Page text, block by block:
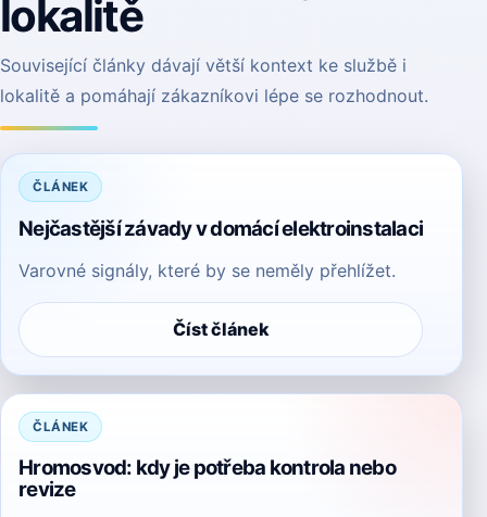
lokalitě
Související články dávají větší kontext ke službě i
lokalitě a pomáhají zákazníkovi lépe se rozhodnout.
ČLÁNEK
Nejčastější závady v domácí elektroinstalaci
Varovné signály, které by se neměly přehlížet.
Číst článek
ČLÁNEK
Hromosvod: kdy je potřeba kontrola nebo
revize